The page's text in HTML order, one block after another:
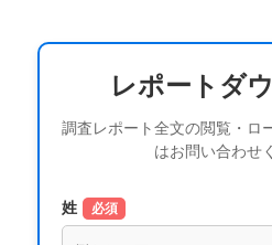
レポートダ
調査レポート全文の閲覧・ロ
はお問い合わせ
姓 必須